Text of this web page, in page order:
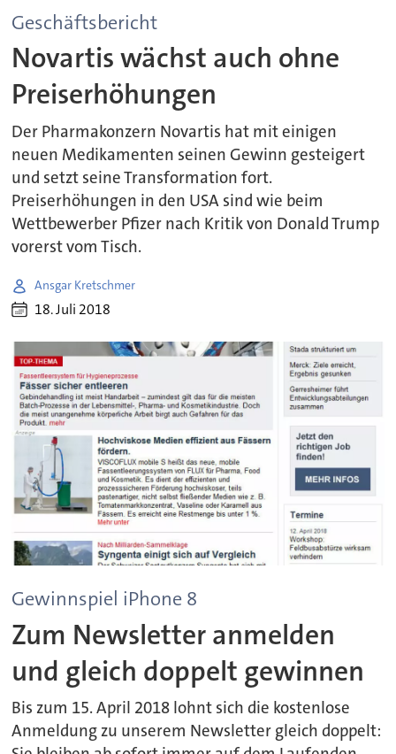
Geschäftsbericht
Novartis wächst auch ohne
Preiserhöhungen
Der Pharmakonzern Novartis hat mit einigen
neuen Medikamenten seinen Gewinn gesteigert
und setzt seine Transformation fort.
Preiserhöhungen in den USA sind wie beim
Wettbewerber Pfizer nach Kritik von Donald Trump
vorerst vom Tisch.
Ansgar Kretschmer
18. Juli 2018
Gewinnspiel iPhone 8
Zum Newsletter anmelden
und gleich doppelt gewinnen
Bis zum 15. April 2018 lohnt sich die kostenlose
Anmeldung zu unserem Newsletter gleich doppelt: